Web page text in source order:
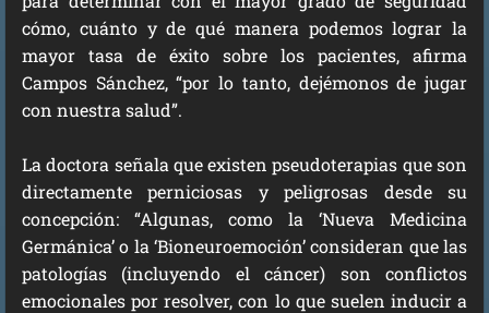
cómo, cuánto y de qué manera podemos lograr la
mayor tasa de éxito sobre los pacientes, afirma
Campos Sánchez, “por lo tanto, dejémonos de jugar
con nuestra salud”.
La doctora señala que existen pseudoterapias que son
directamente perniciosas y peligrosas desde su
concepción: “Algunas, como la ‘Nueva Medicina
Germánica’ o la ‘Bioneuroemoción’ consideran que las
patologías (incluyendo el cáncer) son conflictos
emocionales por resolver, con lo que suelen inducir a